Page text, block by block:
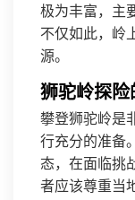
极为丰富，主
不仅如此，岭
源。
狮驼岭探险
攀登狮驼岭是
行充分的准备
态，在面临挑
者应该尊重当